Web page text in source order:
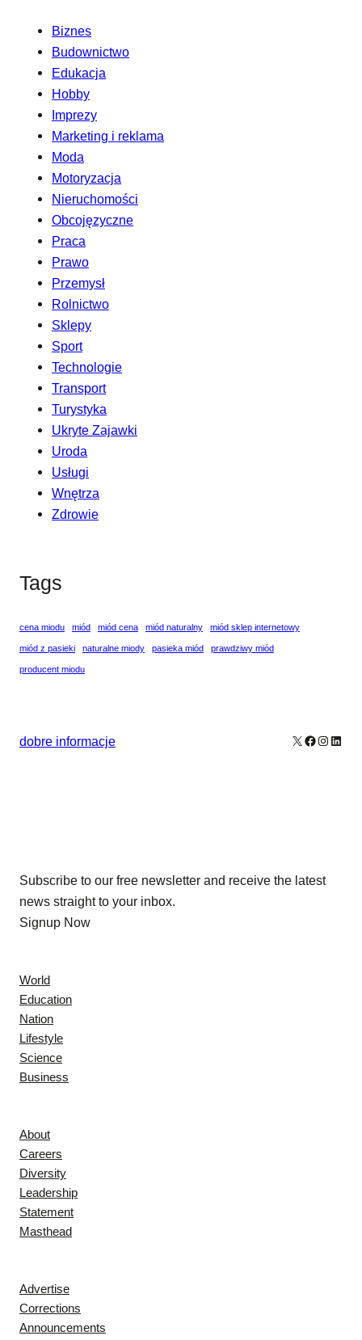
Biznes
Budownictwo
Edukacja
Hobby
Imprezy
Marketing i reklama
Moda
Motoryzacja
Nieruchomości
Obcojęzyczne
Praca
Prawo
Przemysł
Rolnictwo
Sklepy
Sport
Technologie
Transport
Turystyka
Ukryte Zajawki
Uroda
Usługi
Wnętrza
Zdrowie
Tags
cena miodu miód miód cena miód naturalny miód sklep internetowy
miód z pasieki naturalne miody pasieka miód prawdziwy miód
producent miodu
dobre informacje X Facebook
Subscribe to our free newsletter and receive the latest
news straight to your inbox.
Signup Now
World
Education
Nation
Lifestyle
Science
Business
About
Careers
Diversity
Leadership
Statement
Masthead
Advertise
Corrections
Announcements